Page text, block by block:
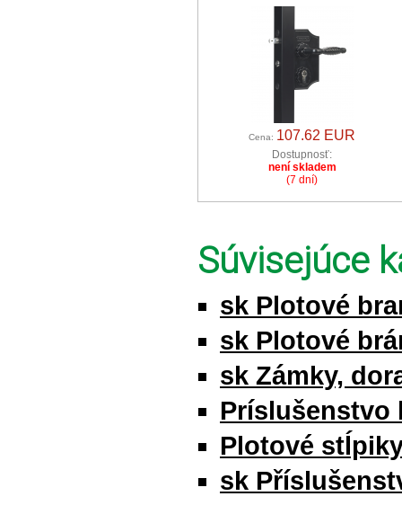
Cena: 107.62 EUR
Dostupnosť:
není skladem
(7 dní)
Súvisejúce
sk Plotové
sk Plotové
sk Zámky,
Príslušenstvo
Plotové
sk